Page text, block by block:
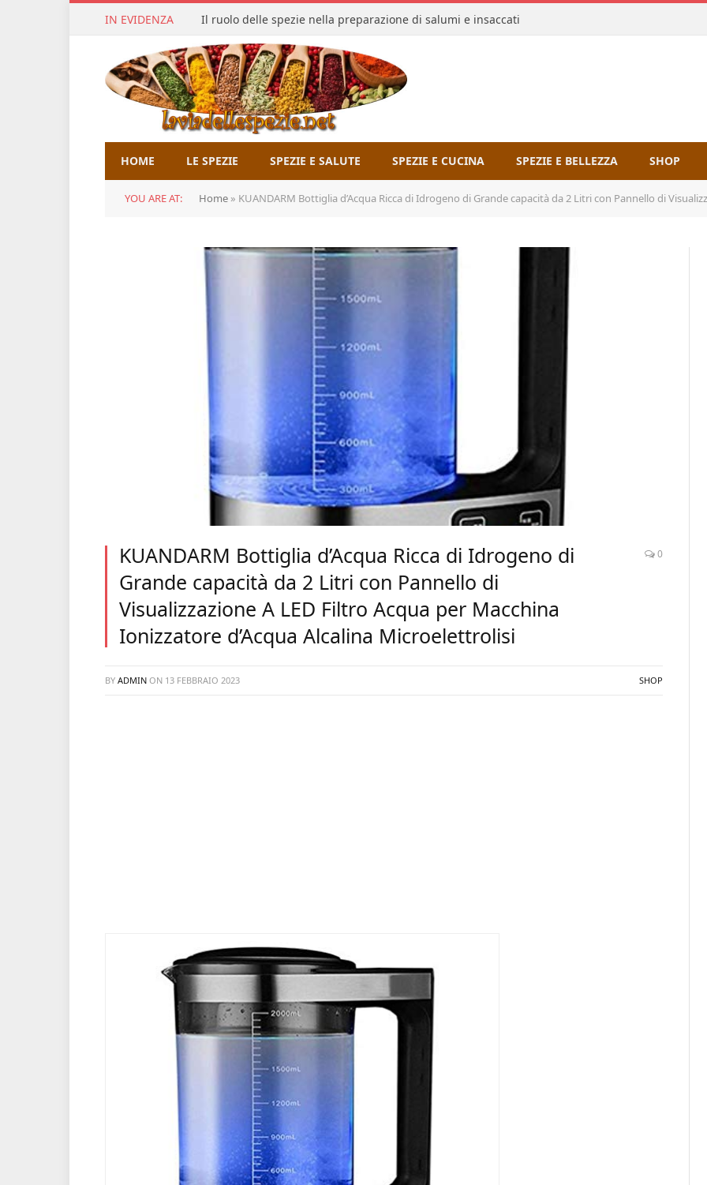
IN EVIDENZA Il ruolo delle spezie nella preparazione di salumi e insaccati
HOME LE SPEZIE SPEZIE E SALUTE SPEZIE E CUCINA SPEZIE E BELLEZZA SHOP
YOU ARE AT: Home » KUANDARM Bottiglia d’Acqua Ricca di Idrogeno di Grande capacità da 2 Litri con Pannello di Visualizzazione A LED Filtro
KUANDARM Bottiglia d’Acqua Ricca di Idrogeno di
Grande capacità da 2 Litri con Pannello di
Visualizzazione A LED Filtro Acqua per Macchina
Ionizzatore d’Acqua Alcalina Microelettrolisi
0
BY ADMIN ON 13 FEBBRAIO 2023 SHOP